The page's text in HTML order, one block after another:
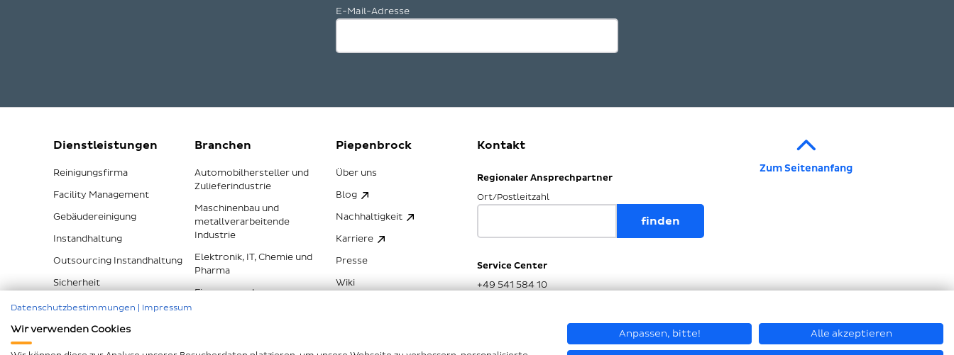
E-Mail-Adresse
Dienstleistungen
Reinigungsfirma
Facility Management
Gebäudereinigung
Instandhaltung
Outsourcing Instandhaltung
Sicherheit
Branchen
Automobilhersteller und
Zulieferindustrie
Maschinenbau und
metallverarbeitende
Industrie
Elektronik, IT, Chemie und
Pharma
Finanzen und
Piepenbrock
Über uns
Blog
Nachhaltigkeit
Karriere
Presse
Wiki
Kontakt
Regionaler Ansprechpartner
Ort/Postleitzahl
Service Center
+49 541 584 10
Zum Seitenanfang
Datenschutzbestimmungen Impressum
Wir verwenden Cookies Anpassen, bitte! Alle akzeptieren